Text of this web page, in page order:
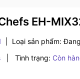
EH-
Loại sản phẩm:
Tình trạng: Còn